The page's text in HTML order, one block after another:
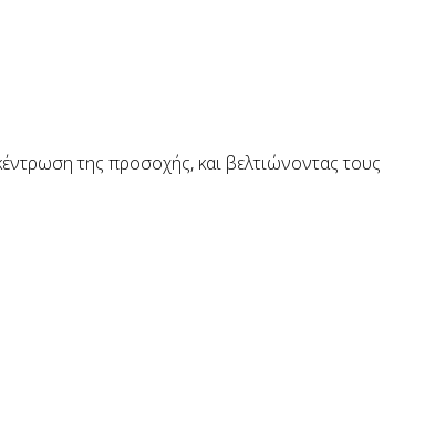
της προσοχής, και βελτιώνοντας τους